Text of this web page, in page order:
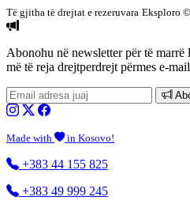
Të gjitha të drejtat e rezeruvara Eksploro
Abonohu në newsletterpër të marrë
më të reja drejtperdrejt përmes e-
Made with in Kosovo!
+383 44 155 825
+383 49 999 245